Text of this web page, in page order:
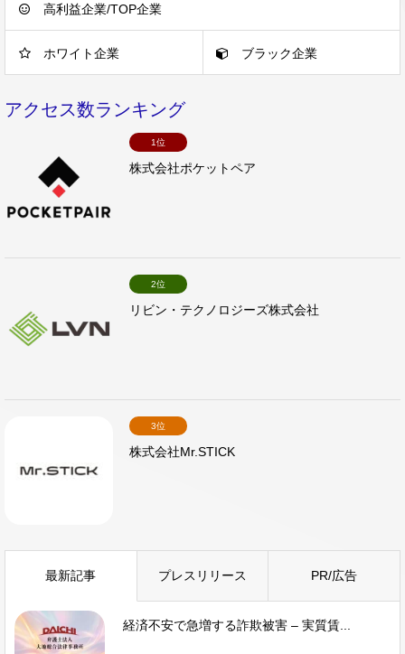
高利益企業/TOP企業
ホワイト企業 ブラック企業
アクセス数ランキング
1位
株式会社ポケットペア
2位
リビン・テクノロジーズ株式会社
3位
株式会社Mr.STICK
最新記事 プレスリリース PR/広告
経済不安で急増する詐欺被害 – 実質賃...